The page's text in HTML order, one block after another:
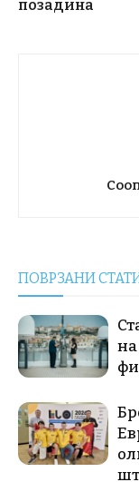
позадина
ПОВРЗАНИ